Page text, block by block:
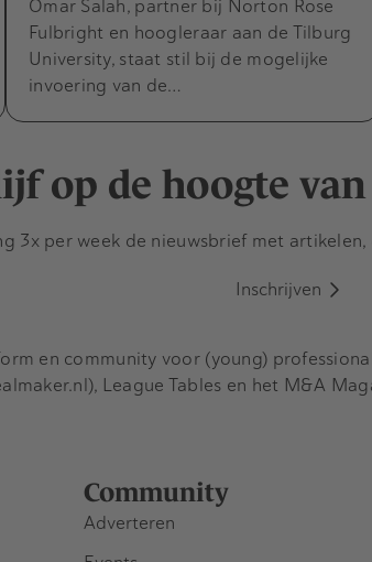
Omar Salah, partner bij Norton Rose
Fulbright en hoogleraar aan de Tilburg
University, staat stil bij de mogelijke
invoering van de…
op de hoogte
3x per week de nieuwsbrief met
Inschrijven
Community
Adverteren
en community voor (young)
League Tables en het M&A